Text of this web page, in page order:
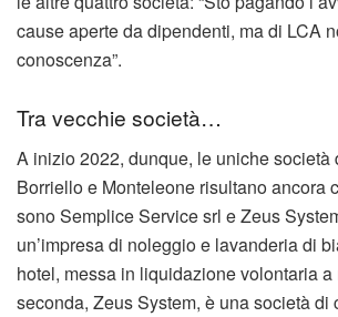
cause aperte da dipendenti, ma di LCA
conoscenza”.
Tra vecchie società…
A inizio 2022, dunque, le uniche società
Borriello e Monteleone risultano ancora
sono Semplice Service srl e Zeus
un’impresa di noleggio e lavanderia di
hotel, messa in liquidazione volontaria
seconda, Zeus System, è una società di